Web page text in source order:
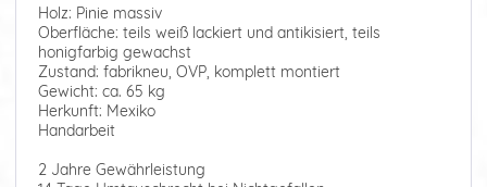
Holz: Pinie massiv
Oberfläche: teils weiß lackiert und antikisiert, teils
honigfarbig gewachst
Zustand: fabrikneu, OVP, komplett montiert
Gewicht: ca. 65 kg
Herkunft: Mexiko
Handarbeit
2 Jahre Gewährleistung